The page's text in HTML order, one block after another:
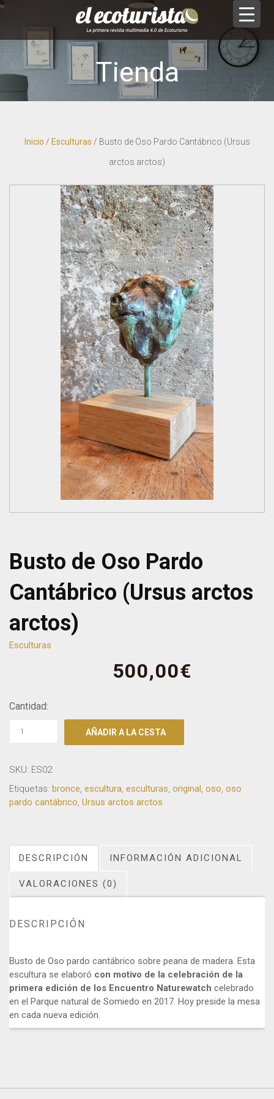
Tienda
Inicio / Esculturas / Busto de Oso Pardo Cantábrico (Ursus
arctos arctos)
Busto de Oso Pardo
Cantábrico (Ursus arctos
arctos)
Esculturas
500,00€
Cantidad:
AÑADIR A LA CESTA
SKU: ES02
Etiquetas: bronce, escultura, esculturas, original, oso, oso
pardo cantábrico, Ursus arctos arctos
DESCRIPCIÓN INFORMACIÓN ADICIONAL
VALORACIONES (0)
DESCRIPCIÓN
Busto de Oso pardo cantábrico sobre peana de madera. Esta
escultura se elaboró con motivo de la celebración de la
primera edición de los Encuentro Naturewatch celebrado
en el Parque natural de Somiedo en 2017. Hoy preside la mesa
en cada nueva edición.